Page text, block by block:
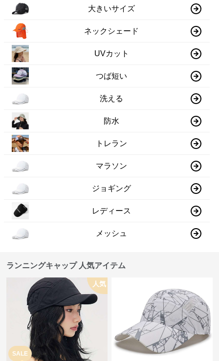
大きいサイズ
ネックシェード
UVカット
つば短い
洗える
防水
トレラン
マラソン
ジョギング
レディース
メッシュ
ランニングキャップ 人気アイテム
SALE
人気